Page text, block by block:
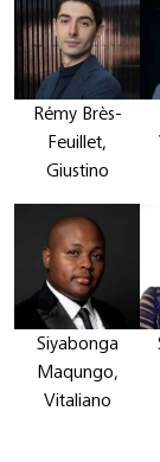
Rémy Brès-
Feuillet,
Giustino
Siyabonga
Maqungo,
Vitaliano